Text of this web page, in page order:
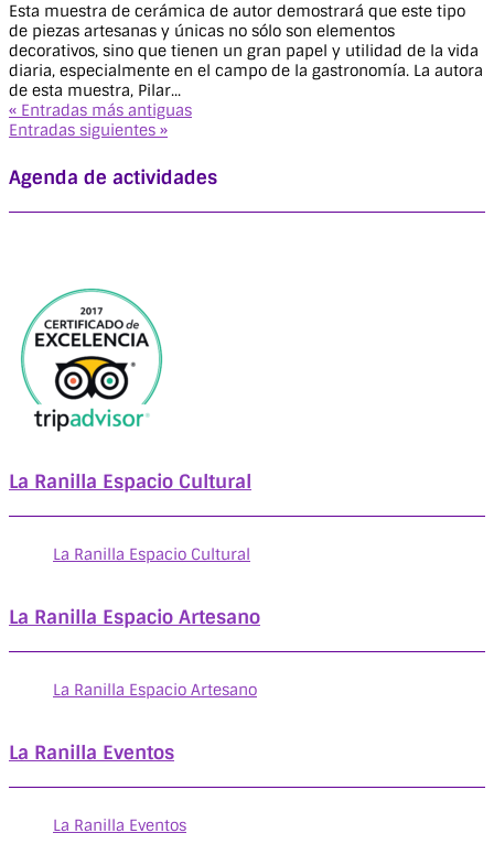
Esta muestra de cerámica de autor demostrará que este tipo
de piezas artesanas y únicas no sólo son elementos
decorativos, sino que tienen un gran papel y utilidad de la vida
diaria, especialmente en el campo de la gastronomía. La autora
de esta muestra, Pilar...
« Entradas más antiguas
Entradas siguientes »
Agenda de actividades
La Ranilla Espacio Cultural
La Ranilla Espacio Cultural
La Ranilla Espacio Artesano
La Ranilla Espacio Artesano
La Ranilla Eventos
La Ranilla Eventos